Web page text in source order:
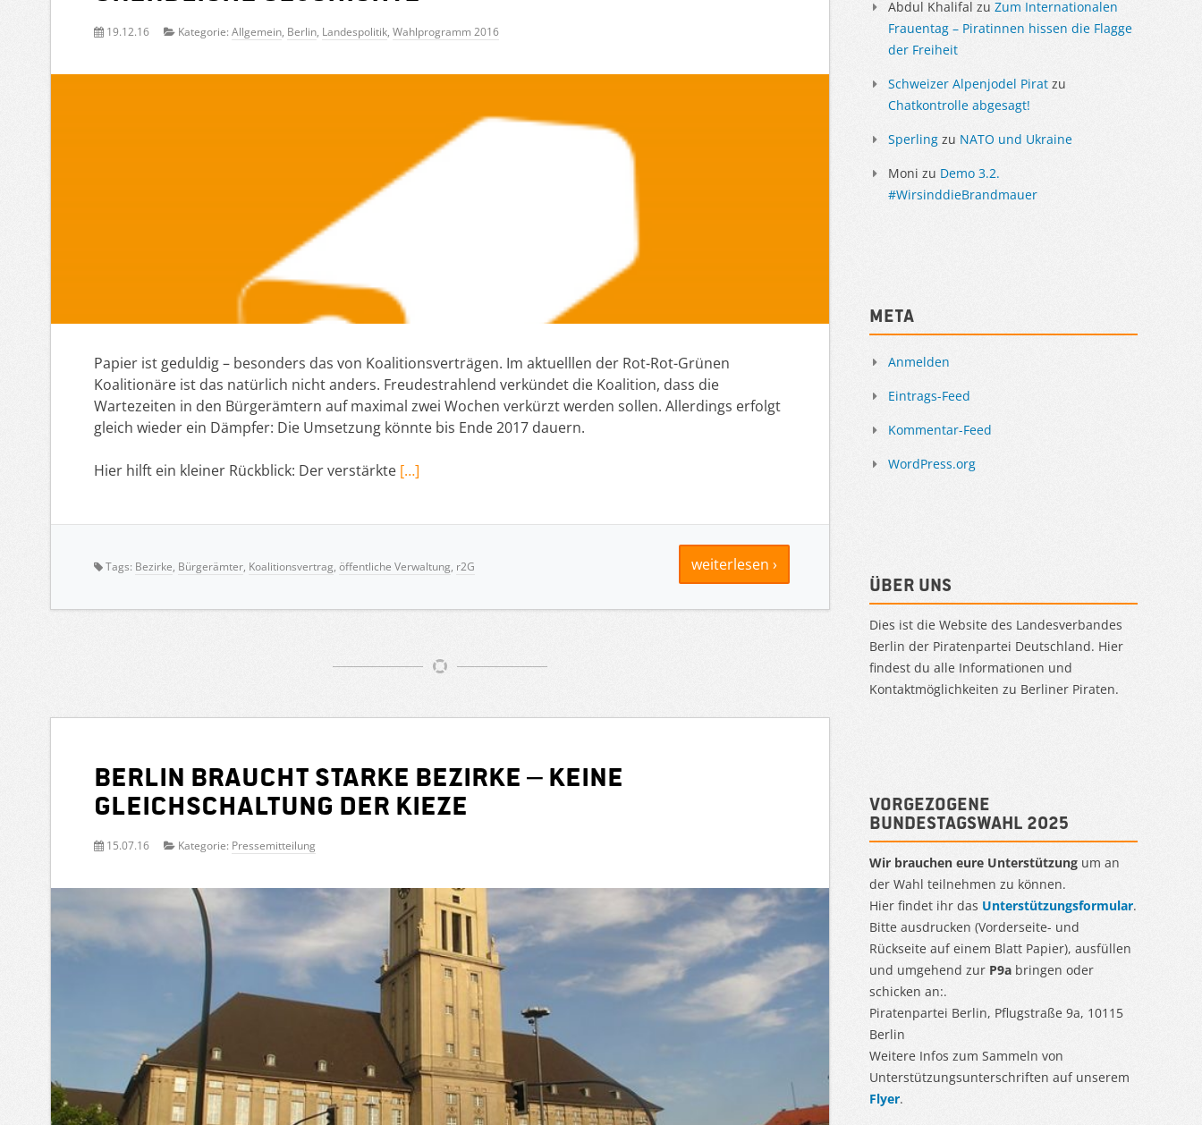
19.12.16 Kategorie: Allgemein, Berlin, Landespolitik, Wahlprogramm 2016
Papier ist geduldig – besonders das von Koalitionsverträgen. Im aktuelllen der Rot-Rot-Grünen
Koalitionäre ist das natürlich nicht anders. Freudestrahlend verkündet die Koalition, dass die
Wartezeiten in den Bürgerämtern auf maximal zwei Wochen verkürzt werden sollen. Allerdings erfolgt
gleich wieder ein Dämpfer: Die Umsetzung könnte bis Ende 2017 dauern.
Hier hilft ein kleiner Rückblick: Der verstärkte […]
weiterlesen ›
Tags: Bezirke, Bürgerämter, Koalitionsvertrag, öffentliche Verwaltung, r2G
Berlin braucht starke Bezirke – keine
Gleichschaltung der Kieze
15.07.16 Kategorie: Pressemitteilung
Abdul Khalifal zu Zum Internationalen
Frauentag – Piratinnen hissen die Flagge
der Freiheit
Schweizer Alpenjodel Pirat zu
Chatkontrolle abgesagt!
Sperling zu NATO und Ukraine
Moni zu Demo 3.2.
#WirsinddieBrandmauer
Meta
Anmelden
Eintrags-Feed
Kommentar-Feed
WordPress.org
Über uns
Dies ist die Website des Landesverbandes
Berlin der Piratenpartei Deutschland. Hier
findest du alle Informationen und
Kontaktmöglichkeiten zu Berliner Piraten.
Vorgezogene
Bundestagswahl 2025
Wir brauchen eure Unterstützung um an
der Wahl teilnehmen zu können.
Hier findet ihr das Unterstützungsformular.
Bitte ausdrucken (Vorderseite- und
Rückseite auf einem Blatt Papier), ausfüllen
und umgehend zur P9a bringen oder
schicken an:.
Piratenpartei Berlin, Pflugstraße 9a, 10115
Berlin
Weitere Infos zum Sammeln von
Unterstützungsunterschriften auf unserem
Flyer.